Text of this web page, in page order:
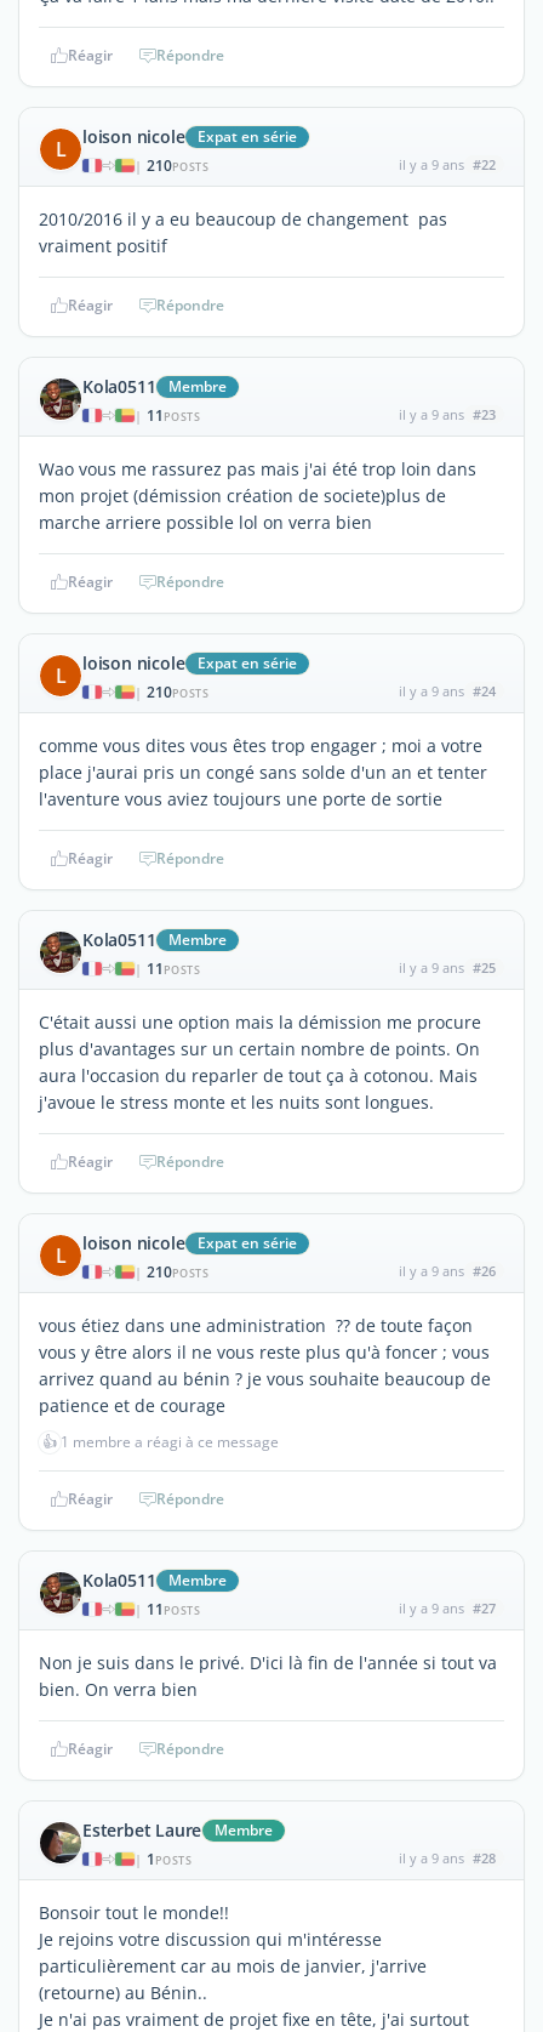
Réagir Répondre
L loison nicole Expat en série
| 210POSTS il y a 9 ans #22
2010/2016 il y a eu beaucoup de changement pas
vraiment positif
Réagir Répondre
Kola0511 Membre
| 11 POSTS il y a 9 ans #23
Wao vous me rassurez pas mais j'ai été trop loin dans
mon projet (démission création de societe)plus de
marche arriere possible lol on verra bien
Réagir Répondre
L loison nicole Expat en série
| 210POSTS il y a 9 ans #24
comme vous dites vous êtes trop engager ; moi a votre
place j'aurai pris un congé sans solde d'un an et tenter
l'aventure vous aviez toujours une porte de sortie
Réagir Répondre
Kola0511 Membre
| 11 POSTS il y a 9 ans #25
C'était aussi une option mais la démission me procure
plus d'avantages sur un certain nombre de points. On
aura l'occasion du reparler de tout ça à cotonou. Mais
j'avoue le stress monte et les nuits sont longues.
Réagir Répondre
L loison nicole Expat en série
| 210POSTS il y a 9 ans #26
vous étiez dans une administration ?? de toute façon
vous y être alors il ne vous reste plus qu'à foncer ; vous
arrivez quand au bénin ? je vous souhaite beaucoup de
patience et de courage
👍 1 membre a réagi à ce message
Réagir Répondre
Kola0511 Membre
| 11 POSTS il y a 9 ans #27
Non je suis dans le privé. D'ici là fin de l'année si tout va
bien. On verra bien
Réagir Répondre
Esterbet Laure Membre
| 1 POSTS il y a 9 ans #28
Bonsoir tout le monde!!
Je rejoins votre discussion qui m'intéresse
particulièrement car au mois de janvier, j'arrive
(retourne) au Bénin..
Je n'ai pas vraiment de projet fixe en tête, j'ai surtout